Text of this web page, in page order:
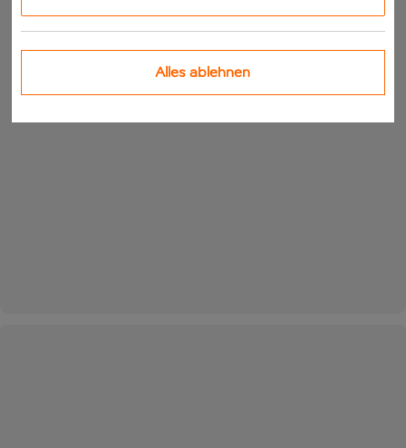
Alles ablehnen